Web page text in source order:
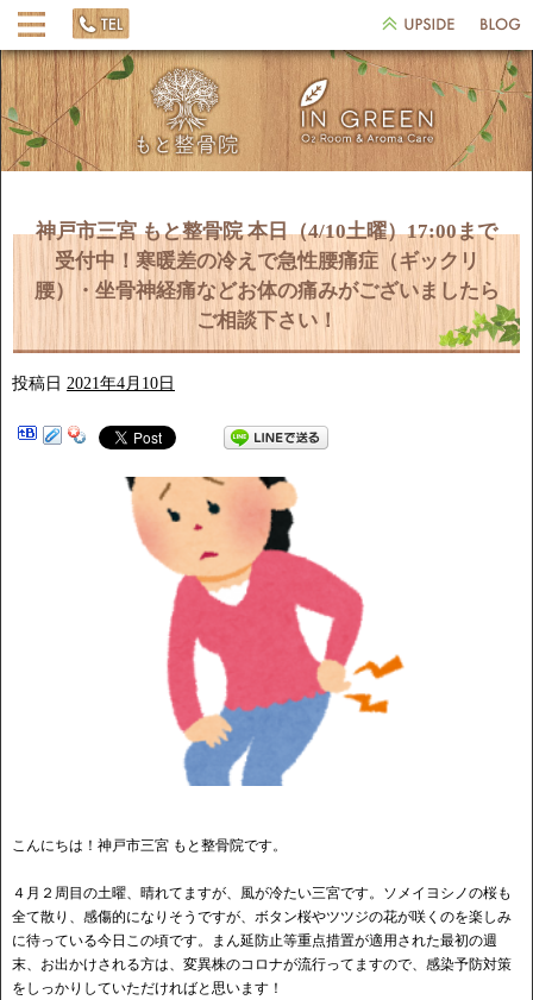
神戸市三宮 もと整骨院 本日（4/10土曜）17:00まで
受付中！寒暖差の冷えで急性腰痛症（ギックリ
腰）・坐骨神経痛などお体の痛みがございましたら
ご相談下さい！
投稿日 2021年4月10日
こんにちは！神戸市三宮 もと整骨院です。
４月２周目の土曜、晴れてますが、風が冷たい三宮です。ソメイヨシノの桜も
全て散り、感傷的になりそうですが、ボタン桜やツツジの花が咲くのを楽しみ
に待っている今日この頃です。まん延防止等重点措置が適用された最初の週
末、お出かけされる方は、変異株のコロナが流行ってますので、感染予防対策
をしっかりしていただければと思います！